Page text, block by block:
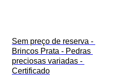
Sem preço de reserva -
Brincos Prata - Pedras
preciosas variadas -
Certificado